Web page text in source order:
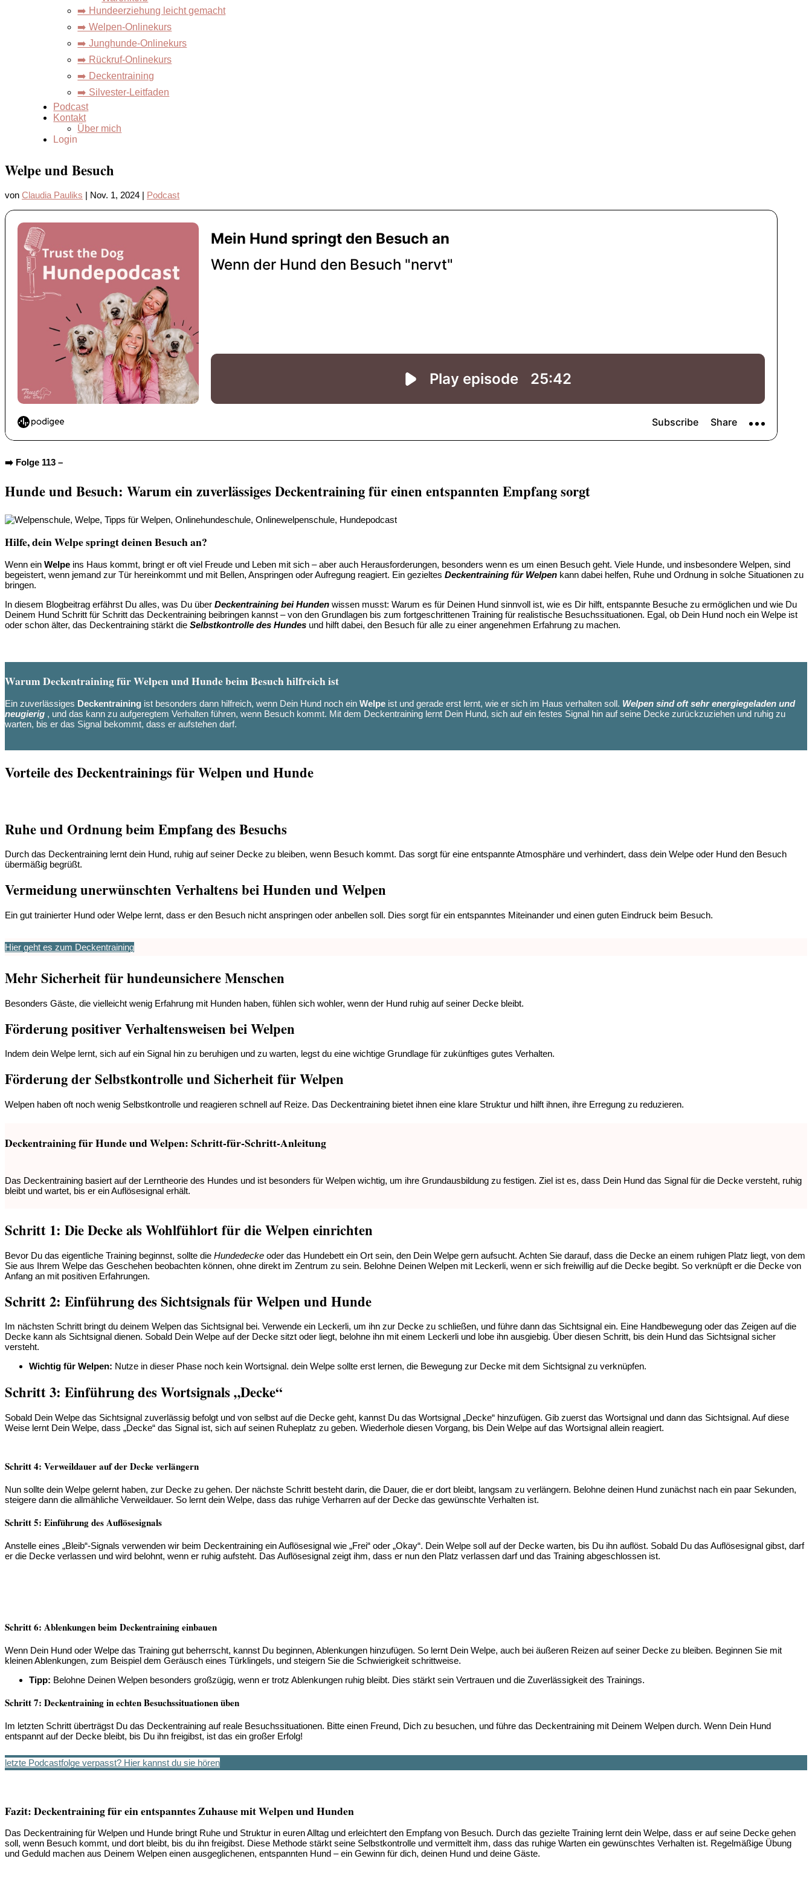
➡️ Hundeerziehung leicht gemacht
➡️ Welpen-Onlinekurs
➡️ Junghunde-Onlinekurs
➡️ Rückruf-Onlinekurs
➡️ Deckentraining
➡️ Silvester-Leitfaden
Podcast
Kontakt
Über mich
Login
Welpe und Besuch
von Claudia Pauliks | Nov. 1, 2024 | Podcast
➡️ Folge 113 –
Hunde und Besuch: Warum ein zuverlässiges Deckentraining für einen entspannten Empfang sorgt
Hilfe, dein Welpe springt deinen Besuch an?
Wenn ein Welpe ins Haus kommt, bringt er oft viel Freude und Leben mit sich – aber auch Herausforderungen, besonders wenn es um einen Besuch geht. Viele Hunde, und insbesondere Welpen, sind
begeistert, wenn jemand zur Tür hereinkommt und mit Bellen, Anspringen oder Aufregung reagiert. Ein gezieltes Deckentraining für Welpen kann dabei helfen, Ruhe und Ordnung in solche Situationen zu
bringen.
In diesem Blogbeitrag erfährst Du alles, was Du über Deckentraining bei Hunden wissen musst: Warum es für Deinen Hund sinnvoll ist, wie es Dir hilft, entspannte Besuche zu ermöglichen und wie Du
Deinem Hund Schritt für Schritt das Deckentraining beibringen kannst – von den Grundlagen bis zum fortgeschrittenen Training für realistische Besuchssituationen. Egal, ob Dein Hund noch ein Welpe ist
oder schon älter, das Deckentraining stärkt die Selbstkontrolle des Hundes und hilft dabei, den Besuch für alle zu einer angenehmen Erfahrung zu machen.
Warum Deckentraining für Welpen und Hunde beim Besuch hilfreich ist
Ein zuverlässiges Deckentraining ist besonders dann hilfreich, wenn Dein Hund noch ein Welpe ist und gerade erst lernt, wie er sich im Haus verhalten soll. Welpen sind oft sehr energiegeladen und
neugierig , und das kann zu aufgeregtem Verhalten führen, wenn Besuch kommt. Mit dem Deckentraining lernt Dein Hund, sich auf ein festes Signal hin auf seine Decke zurückzuziehen und ruhig zu
warten, bis er das Signal bekommt, dass er aufstehen darf.
Vorteile des Deckentrainings für Welpen und Hunde
Ruhe und Ordnung beim Empfang des Besuchs
Durch das Deckentraining lernt dein Hund, ruhig auf seiner Decke zu bleiben, wenn Besuch kommt. Das sorgt für eine entspannte Atmosphäre und verhindert, dass dein Welpe oder Hund den Besuch
übermäßig begrüßt.
Vermeidung unerwünschten Verhaltens bei Hunden und Welpen
Ein gut trainierter Hund oder Welpe lernt, dass er den Besuch nicht anspringen oder anbellen soll. Dies sorgt für ein entspanntes Miteinander und einen guten Eindruck beim Besuch.
Hier geht es zum Deckentraining
Mehr Sicherheit für hundeunsichere Menschen
Besonders Gäste, die vielleicht wenig Erfahrung mit Hunden haben, fühlen sich wohler, wenn der Hund ruhig auf seiner Decke bleibt.
Förderung positiver Verhaltensweisen bei Welpen
Indem dein Welpe lernt, sich auf ein Signal hin zu beruhigen und zu warten, legst du eine wichtige Grundlage für zukünftiges gutes Verhalten.
Förderung der Selbstkontrolle und Sicherheit für Welpen
Welpen haben oft noch wenig Selbstkontrolle und reagieren schnell auf Reize. Das Deckentraining bietet ihnen eine klare Struktur und hilft ihnen, ihre Erregung zu reduzieren.
Deckentraining für Hunde und Welpen: Schritt-für-Schritt-Anleitung
Das Deckentraining basiert auf der Lerntheorie des Hundes und ist besonders für Welpen wichtig, um ihre Grundausbildung zu festigen. Ziel ist es, dass Dein Hund das Signal für die Decke versteht, ruhig
bleibt und wartet, bis er ein Auflösesignal erhält.
Schritt 1: Die Decke als Wohlfühlort für die Welpen einrichten
Bevor Du das eigentliche Training beginnst, sollte die Hundedecke oder das Hundebett ein Ort sein, den Dein Welpe gern aufsucht. Achten Sie darauf, dass die Decke an einem ruhigen Platz liegt, von dem
Sie aus Ihrem Welpe das Geschehen beobachten können, ohne direkt im Zentrum zu sein. Belohne Deinen Welpen mit Leckerli, wenn er sich freiwillig auf die Decke begibt. So verknüpft er die Decke von
Anfang an mit positiven Erfahrungen.
Schritt 2: Einführung des Sichtsignals für Welpen und Hunde
Im nächsten Schritt bringt du deinem Welpen das Sichtsignal bei. Verwende ein Leckerli, um ihn zur Decke zu schließen, und führe dann das Sichtsignal ein. Eine Handbewegung oder das Zeigen auf die
Decke kann als Sichtsignal dienen. Sobald Dein Welpe auf der Decke sitzt oder liegt, belohne ihn mit einem Leckerli und lobe ihn ausgiebig. Über diesen Schritt, bis dein Hund das Sichtsignal sicher
versteht.
Wichtig für Welpen: Nutze in dieser Phase noch kein Wortsignal. dein Welpe sollte erst lernen, die Bewegung zur Decke mit dem Sichtsignal zu verknüpfen.
Schritt 3: Einführung des Wortsignals „Decke“
Sobald Dein Welpe das Sichtsignal zuverlässig befolgt und von selbst auf die Decke geht, kannst Du das Wortsignal „Decke“ hinzufügen. Gib zuerst das Wortsignal und dann das Sichtsignal. Auf diese
Weise lernt Dein Welpe, dass „Decke“ das Signal ist, sich auf seinen Ruheplatz zu geben. Wiederhole diesen Vorgang, bis Dein Welpe auf das Wortsignal allein reagiert.
Schritt 4: Verweildauer auf der Decke verlängern
Nun sollte dein Welpe gelernt haben, zur Decke zu gehen. Der nächste Schritt besteht darin, die Dauer, die er dort bleibt, langsam zu verlängern. Belohne deinen Hund zunächst nach ein paar Sekunden,
steigere dann die allmähliche Verweildauer. So lernt dein Welpe, dass das ruhige Verharren auf der Decke das gewünschte Verhalten ist.
Schritt 5: Einführung des Auflösesignals
Anstelle eines „Bleib“-Signals verwenden wir beim Deckentraining ein Auflösesignal wie „Frei“ oder „Okay“. Dein Welpe soll auf der Decke warten, bis Du ihn auflöst. Sobald Du das Auflösesignal gibst, darf
er die Decke verlassen und wird belohnt, wenn er ruhig aufsteht. Das Auflösesignal zeigt ihm, dass er nun den Platz verlassen darf und das Training abgeschlossen ist.
Schritt 6: Ablenkungen beim Deckentraining einbauen
Wenn Dein Hund oder Welpe das Training gut beherrscht, kannst Du beginnen, Ablenkungen hinzufügen. So lernt Dein Welpe, auch bei äußeren Reizen auf seiner Decke zu bleiben. Beginnen Sie mit
kleinen Ablenkungen, zum Beispiel dem Geräusch eines Türklingels, und steigern Sie die Schwierigkeit schrittweise.
Tipp: Belohne Deinen Welpen besonders großzügig, wenn er trotz Ablenkungen ruhig bleibt. Dies stärkt sein Vertrauen und die Zuverlässigkeit des Trainings.
Schritt 7: Deckentraining in echten Besuchssituationen üben
Im letzten Schritt überträgst Du das Deckentraining auf reale Besuchssituationen. Bitte einen Freund, Dich zu besuchen, und führe das Deckentraining mit Deinem Welpen durch. Wenn Dein Hund
entspannt auf der Decke bleibt, bis Du ihn freigibst, ist das ein großer Erfolg!
letzte Podcastfolge verpasst? Hier kannst du sie hören
Fazit: Deckentraining für ein entspanntes Zuhause mit Welpen und Hunden
Das Deckentraining für Welpen und Hunde bringt Ruhe und Struktur in euren Alltag und erleichtert den Empfang von Besuch. Durch das gezielte Training lernt dein Welpe, dass er auf seine Decke gehen
soll, wenn Besuch kommt, und dort bleibt, bis du ihn freigibst. Diese Methode stärkt seine Selbstkontrolle und vermittelt ihm, dass das ruhige Warten ein gewünschtes Verhalten ist. Regelmäßige Übung
und Geduld machen aus Deinem Welpen einen ausgeglichenen, entspannten Hund – ein Gewinn für dich, deinen Hund und deine Gäste.